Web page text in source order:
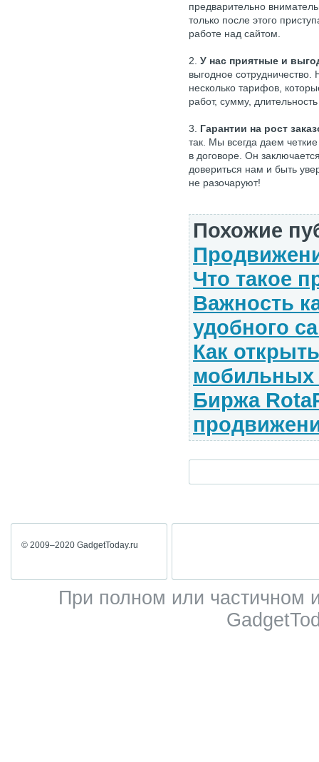
предварительно
только после этого
работе над сайтом.
2. У нас приятные и
выгодное
несколько тарифов,
работ, сумму,
3. Гарантии на рост
так. Мы всегда даем
в договоре. Он
довериться нам и быть
не разочаруют!
Похожие
Что такое
Важность
удобного
Как
мобильных
Биржа
© 2009–2020 GadgetToday.ru
При полном или частичном